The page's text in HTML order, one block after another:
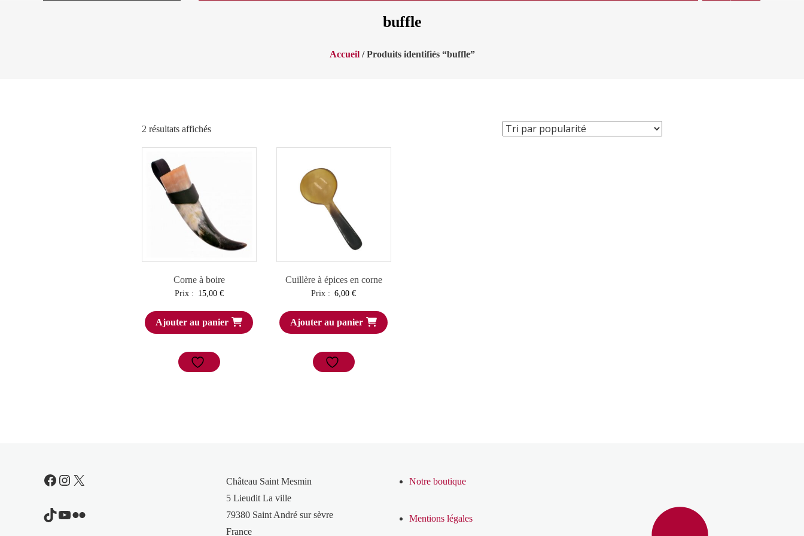
buffle
Accueil/ Produits identifiés “buffle”
2 résultats affichésTrié
par
Corne à boire
Prix : 15,00 €
Ajouter au panier
Cuillère à épices en corne
Prix : 6,00€
Ajouter au panier
Facebook
Instagram
X
TikTok
YouTube
Flickr
Château Saint Mesmin
5 Lieudit La ville
79380 Saint André sur sèvre
France
Notre boutique
Mentions légales